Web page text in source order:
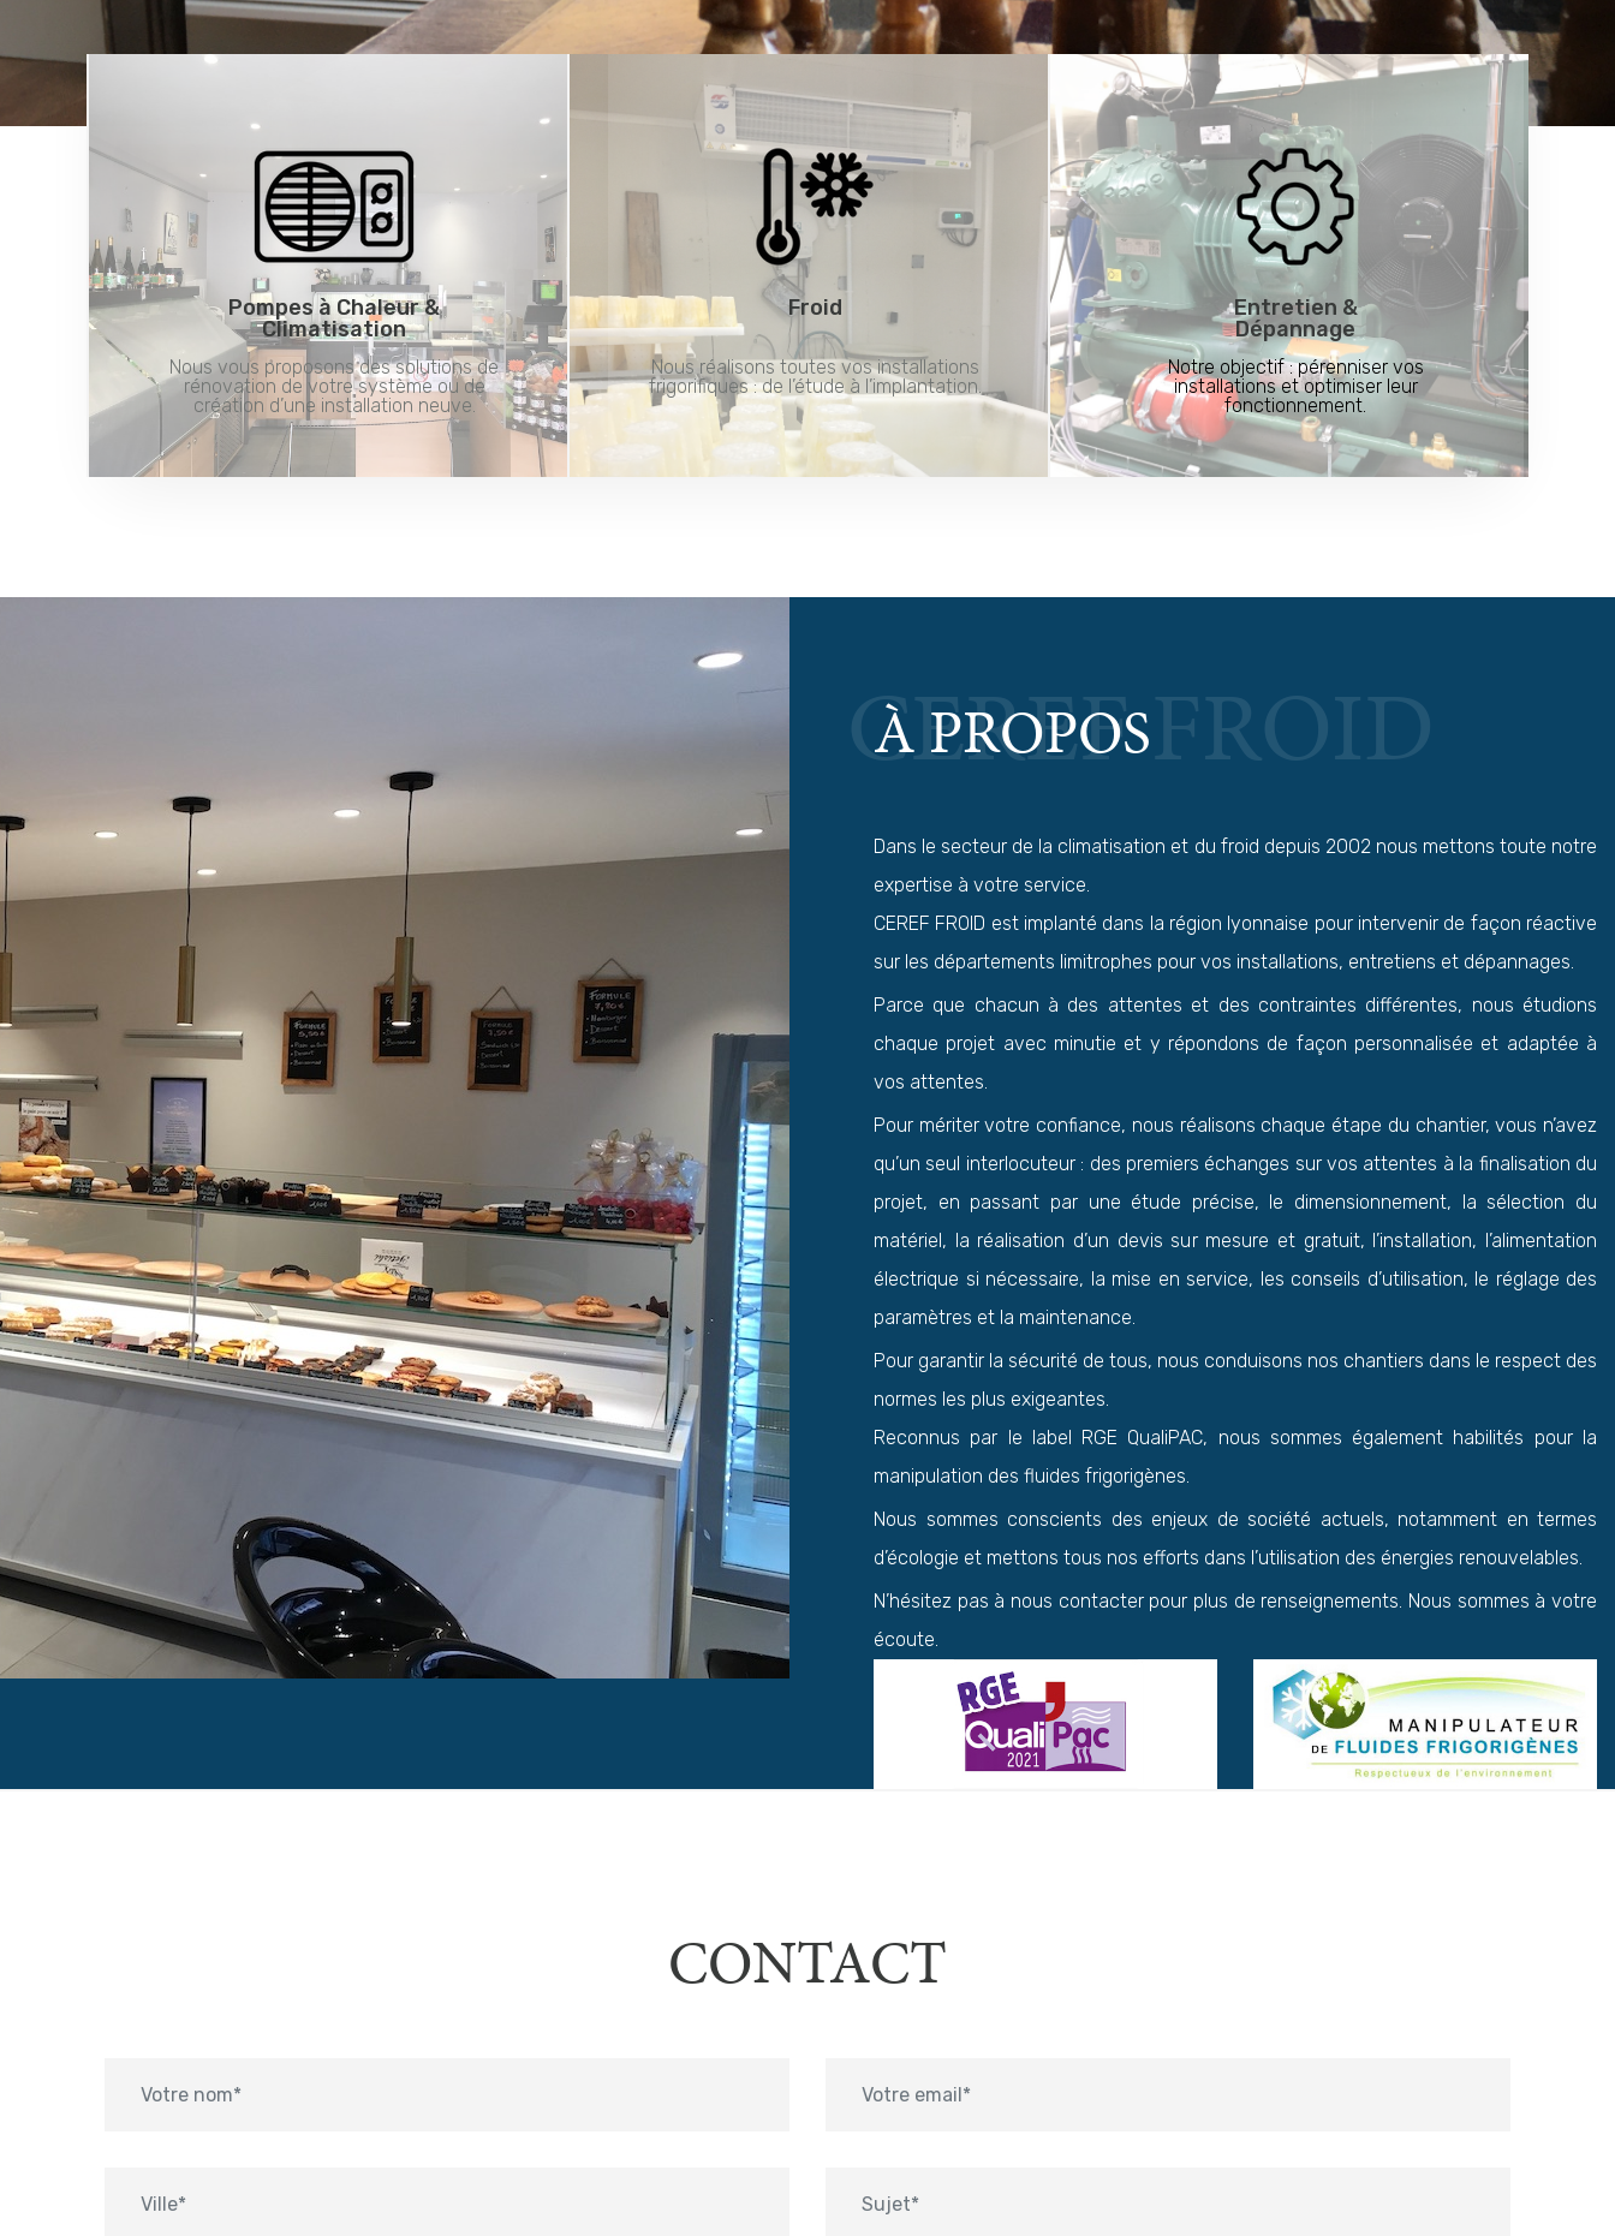
Pompes à Chaleur &
Climatisation
Nous vous proposons des solutions de
rénovation de votre système ou de
création d’une installation neuve.
Froid
Nous réalisons toutes vos installations
frigorifiques : de l’étude à l’implantation.
Entretien &
Dépannage
Notre objectif : pérenniser vos
installations et optimiser leur
fonctionnement.
CEREF FROID
À PROPOS
Dans le secteur de la climatisation et du froid depuis 2002 nous mettons toute notre
expertise à votre service.
CEREF FROID est implanté dans la région lyonnaise pour intervenir de façon réactive
sur les départements limitrophes pour vos installations, entretiens et dépannages.
Parce que chacun à des attentes et des contraintes différentes, nous étudions
chaque projet avec minutie et y répondons de façon personnalisée et adaptée à
vos attentes.
Pour mériter votre confiance, nous réalisons chaque étape du chantier, vous n’avez
qu’un seul interlocuteur : des premiers échanges sur vos attentes à la finalisation du
projet, en passant par une étude précise, le dimensionnement, la sélection du
matériel, la réalisation d’un devis sur mesure et gratuit, l’installation, l’alimentation
électrique si nécessaire, la mise en service, les conseils d’utilisation, le réglage des
paramètres et la maintenance.
Pour garantir la sécurité de tous, nous conduisons nos chantiers dans le respect des
normes les plus exigeantes.
Reconnus par le label RGE QualiPAC, nous sommes également habilités pour la
manipulation des fluides frigorigènes.
Nous sommes conscients des enjeux de société actuels, notamment en termes
d’écologie et mettons tous nos efforts dans l’utilisation des énergies renouvelables.
N’hésitez pas à nous contacter pour plus de renseignements. Nous sommes à votre
écoute.
CONTACT